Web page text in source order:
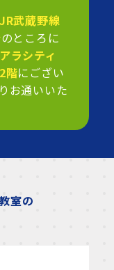
JR武蔵野線
のところに
ラシティ
階にござい
お通いいた
室の